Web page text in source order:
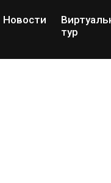
Новости
тур